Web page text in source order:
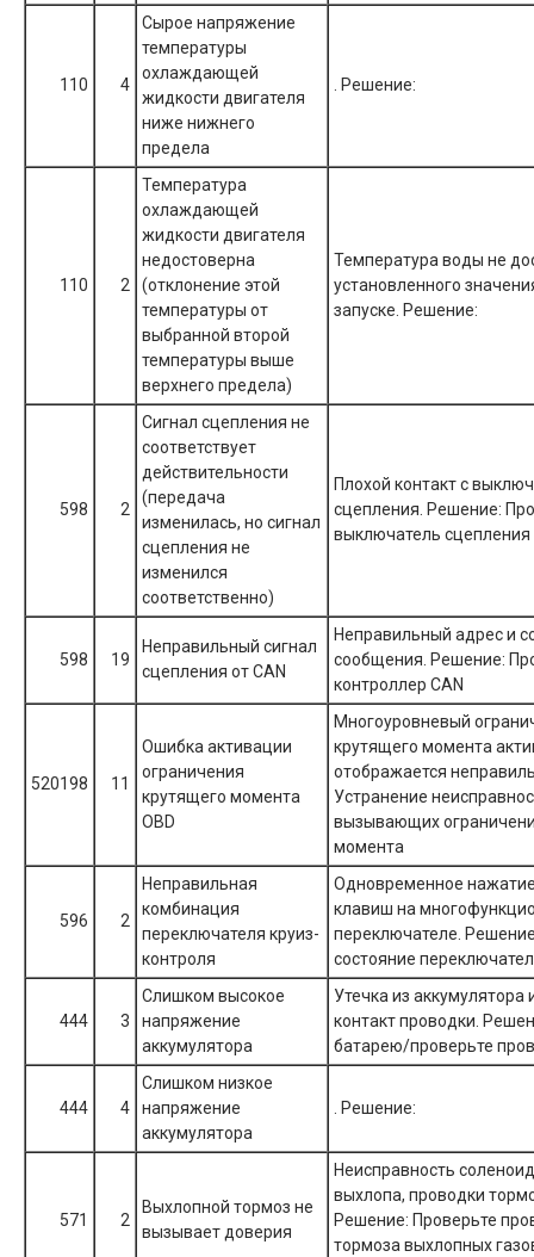
110 4
Сырое напряжение
температуры
охлаждающей
жидкости двигателя
ниже нижнего
предела
. Решение:
110 2
Температура
охлаждающей
жидкости двигателя
недостоверна
(отклонение этой
температуры от
выбранной второй
температуры выше
верхнего предела)
Температура воды не
установленного
запуске. Решение:
598 2
Сигнал сцепления не
соответствует
действительности
(передача
изменилась, но сигнал
сцепления не
изменился
соответственно)
Плохой контакт с
сцепления. Решение:
выключатель сцепления
598 19
Неправильный сигнал
сцепления от CAN
Неправильный адрес и
сообщения. Решение:
контроллер CAN
520198 11
Ошибка активации
ограничения
крутящего момента
OBD
Многоуровневый
крутящего момента
отображается
Устранение
вызывающих
момента
596 2
Неправильная
комбинация
переключателя круиз-
контроля
Одновременное
клавиш на
переключателе.
состояние
444 3
Слишком высокое
напряжение
аккумулятора
Утечка из аккумулятора
контакт проводки.
батарею/проверьте
444 4
Слишком низкое
напряжение
аккумулятора
. Решение:
571 2
Выхлопной тормоз не
вызывает доверия
Неисправность
выхлопа, проводки
Решение: Проверьте
тормоза выхлопных